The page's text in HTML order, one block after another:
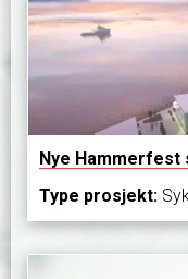
Nye Hammerfest
Type prosjekt: